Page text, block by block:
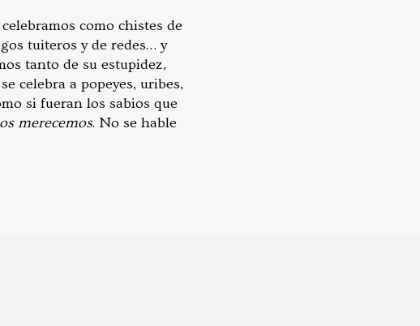
como chistes de
tuiteros y de redes… y
tanto de su estupidez,
celebra a popeyes, uribes,
si fueran los sabios que
merecemos. No se hable